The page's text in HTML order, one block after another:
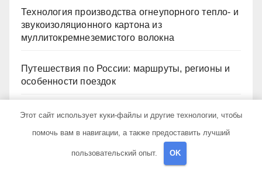
Технология производства огнеупорного тепло- и
звукоизоляционного картона из
муллитокремнеземистого волокна
Путешествия по России: маршруты, регионы и
особенности поездок
Частные экскурсии в столице: форматы,
Железнодорожные перевозки из Китая:
маршруты, сроки и таможенные требования
Этот сайт использует куки-файлы и другие технологии, чтобы
помочь вам в навигации, а также предоставить лучший
пользовательский опыт. OK